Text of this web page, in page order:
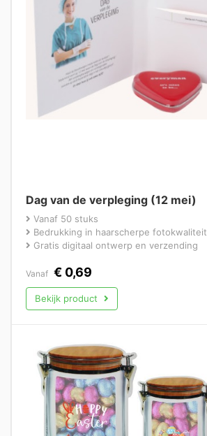
Dag van de verpleging (12 mei)
Vanaf 50 stuks
Bedrukking in haarscherpe fotokwaliteit
Gratis digitaal ontwerp en verzending
Vanaf € 0,69
Bekijk product